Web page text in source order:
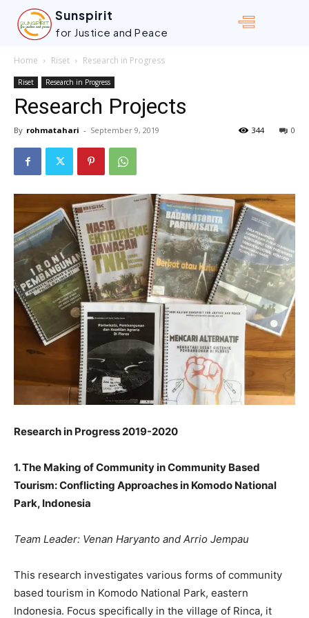
Sunspirit
for Justice and Peace
Home Riset Research in Progress
Riset Research in Progress
Research Projects
By rohmatahari - September 9, 2019 0
344
Research in Progress 2019-2020
1.The Making of Community in Community Based
Tourism: Conflicting Approaches in Komodo National
Park, Indonesia
Team Leader: Venan Haryanto and Arrio Jempau
This research investigates various forms of community
based tourism in Komodo National Park, eastern
Indonesia. Focus specifically in the village of Rinca, it